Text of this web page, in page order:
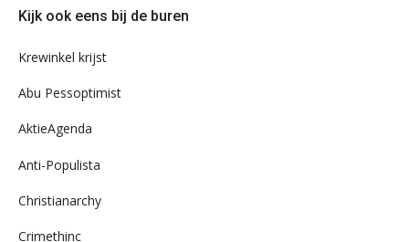
ons
Kijk ook eens bij de buren
Krewinkel krijst
Abu Pessoptimist
AktieAgenda
Anti-Populista
Christianarchy
Crimethinc